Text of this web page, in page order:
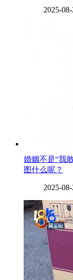
2025-
婚姻不是“我
图什么呢？
2025-